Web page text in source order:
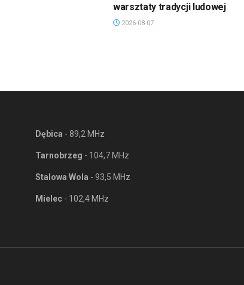
warsztaty tradycji ludowej
2026-08-07
Dębica - 89,2 MHz
Tarnobrzeg - 104,7 MHz
Stalowa Wola - 93,5 MHz
Mielec - 102,4 MHz